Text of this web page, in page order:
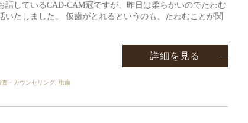
しているCAD-CAM冠ですが、昨日は柔らかいのでたわむ
たしました。 仮歯がとれるというのも、たわむことが関
詳細を見る
査・カウンセリング 虫歯